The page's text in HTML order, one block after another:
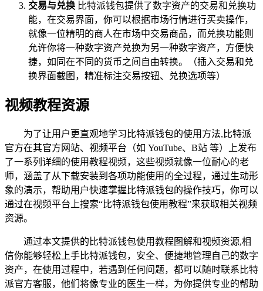
交易与兑换 比特派钱包提供了数字资产的交易和兑换功
能，在交易界面，你可以根据市场行情进行买卖操作，
就像一位精明的商人在市场中交易商品，而兑换功能则
允许你将一种数字资产兑换为另一种数字资产，方便快
捷，如同在不同的货币之间自由转换。（插入交易和兑
换界面截图，精准标注交易按钮、兑换选项等）
视频教程资源
为了让用户更直观地学习比特派钱包的使用方法,比特派
官方在其官方网站、视频平台（如 YouTube、B站 等）上发布
了一系列详细的使用教程视频，这些视频就像一位耐心的老
师，涵盖了从下载安装到各项功能使用的全过程，通过生动形
象的演示，帮助用户快速掌握比特派钱包的操作技巧，你可以
通过在视频平台上搜索“比特派钱包使用教程”来获取相关视频
资源。
通过本文提供的比特派钱包使用教程图解和视频资源,相
信你能够轻松上手比特派钱包，安全、便捷地管理自己的数字
资产，在使用过程中，若遇到任何问题，都可以随时联系比特
派官方客服，他们将像专业的医生一样，为你提供专业的帮助